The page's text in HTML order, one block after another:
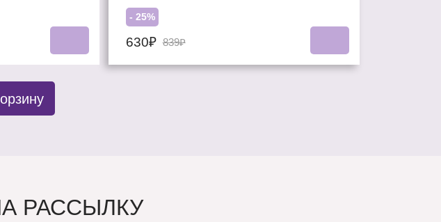
- 25%
630₽ 839₽
РАССЫЛКУ